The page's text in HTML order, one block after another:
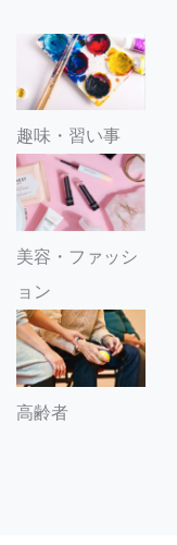
趣味・習い事
美容・ファッシ
ョン
高齢者